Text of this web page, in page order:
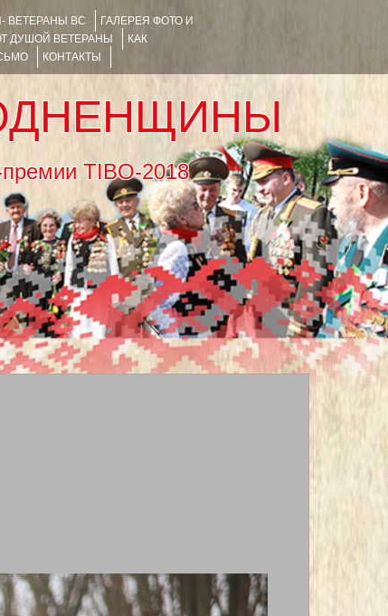
ВЕТЕРАНЫ ВС
ГАЛЕРЕЯ ФОТО И
ДУШОЙ ВЕТЕРАНЫ
КАК
КОНТАКТЫ
премии TIBO-2018